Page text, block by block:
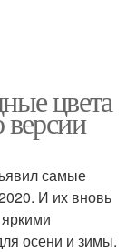
цвета
самые
И их вновь
осени и зимы.